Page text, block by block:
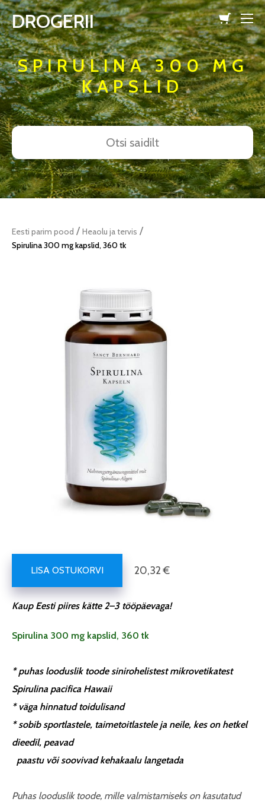
lisati ostukorvi. Vaata ostukorvi
DROGERII
SPIRULINA 300 MG
KAPSLID
Eesti parim pood / Heaolu ja tervis /
Spirulina 300 mg kapslid, 360 tk
LISA OSTUKORVI 20,32 €
Kaup Eesti piires kätte 2–3 tööpäevaga!
Spirulina 300 mg kapslid, 360 tk
* puhas looduslik toode sinirohelistest mikrovetikatest
Spirulina pacifica Hawaii
* väga hinnatud toidulisand
* sobib sportlastele, taimetoitlastele ja neile, kes on hetkel
dieedil, peavad
paastu või soovivad kehakaalu langetada
Puhas looduslik toode, mille valmistamiseks on kasutatud